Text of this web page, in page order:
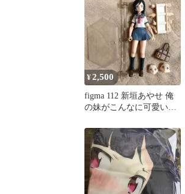
¥2,500
figma 112 新垣あやせ 俺
の妹がこんなに可愛いわ